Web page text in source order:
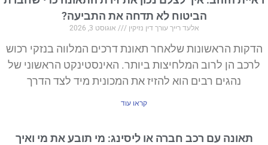
הביטוח לא תדחה את התביעה?
אלעד רייך עורך דין נזיקין אוגוסט 3, 2026
הדקות הראשונות שלאחר תאונת דרכים המלווה בנזקי רכוש
לרכב הן לרוב המלחיצות ביותר. האינסטינקט הראשוני של
נהגים רבים הוא להזיז את המכונית מיד לצד הדרך
קראו עוד
תאונה עם רכב חברה או ליסינג: מי תובע את מי ואיך